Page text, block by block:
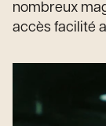
nombreux
accès facilité